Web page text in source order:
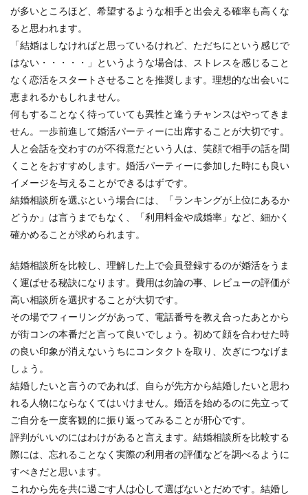
が多いところほど、希望するような相手と出会える確率も高くな
ると思われます。
「結婚はしなければと思っているけれど、ただちにという感じで
はない・・・・・」というような場合は、ストレスを感じること
なく恋活をスタートさせることを推奨します。理想的な出会いに
恵まれるかもしれません。
何もすることなく待っていても異性と逢うチャンスはやってきま
せん。一歩前進して婚活パーティーに出席することが大切です。
人と会話を交わすのが不得意だという人は、笑顔で相手の話を聞
くことをおすすめします。婚活パーティーに参加した時にも良い
イメージを与えることができるはずです。
結婚相談所を選ぶという場合には、「ランキングが上位にあるか
どうか」は言うまでもなく、「利用料金や成婚率」など、細かく
確かめることが求められます。
結婚相談所を比較し、理解した上で会員登録するのが婚活をうま
く運ばせる秘訣になります。費用は勿論の事、レビューの評価が
高い相談所を選択することが大切です。
その場でフィーリングがあって、電話番号を教え合ったあとから
が街コンの本番だと言って良いでしょう。初めて顔を合わせた時
の良い印象が消えないうちにコンタクトを取り、次ぎにつなげま
しょう。
結婚したいと言うのであれば、自らが先方から結婚したいと思わ
れる人物にならなくてはいけません。婚活を始めるのに先立って
ご自分を一度客観的に振り返ってみることが肝心です。
評判がいいのにはわけがあると言えます。結婚相談所を比較する
際には、忘れることなく実際の利用者の評価などを調べるように
すべきだと思います。
これから先を共に過ごす人は心して選ばないとだめです。結婚し